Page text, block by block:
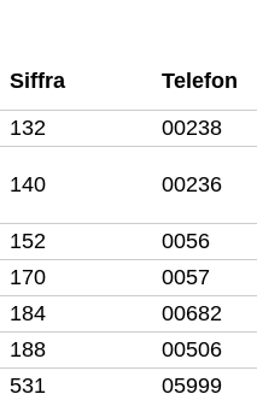
Siffra Telefon
132 00238
140 00236
152 0056
170 0057
184 00682
188 00506
531 05999